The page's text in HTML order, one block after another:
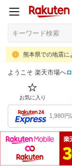
熊本県での地震に
ようこそ 楽天市場へ
お気に入り
1,980円